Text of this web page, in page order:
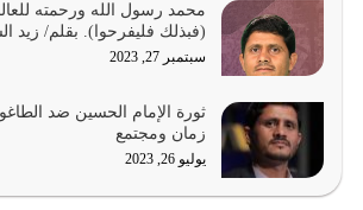
المُلك كله لله تعالى يؤتيه من يشاء
ويعز من يشاء ويذل من يشاء
{إِنَّ الدِّينَ عِنْدَ اللَّهِ الْإسْلامُ} الدين الذي
للناس في كل زمان…
يوليو 19, 2026
محمد رسول الله ورحمته
(فبذلك فليفرحوا). بقلم/ زيد
سبتمبر 27, 2023
ثورة الإمام الحسين ضد
زمان ومجتمع
يوليو 26, 2023